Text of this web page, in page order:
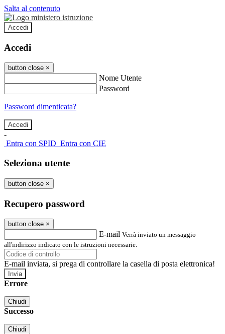
Salta al contenuto
Accedi
Accedi
button close ×
Nome Utente
Password
Password dimenticata?
-
Entra con SPID Entra con CIE
Seleziona utente
button close ×
Recupero password
button close ×
E-mail Verrà inviato un messaggio
all'indirizzo indicato con le istruzioni necessarie.
E-mail inviata, si prega di controllare la casella di posta elettronica!
Errore
Chiudi
Successo
Chiudi